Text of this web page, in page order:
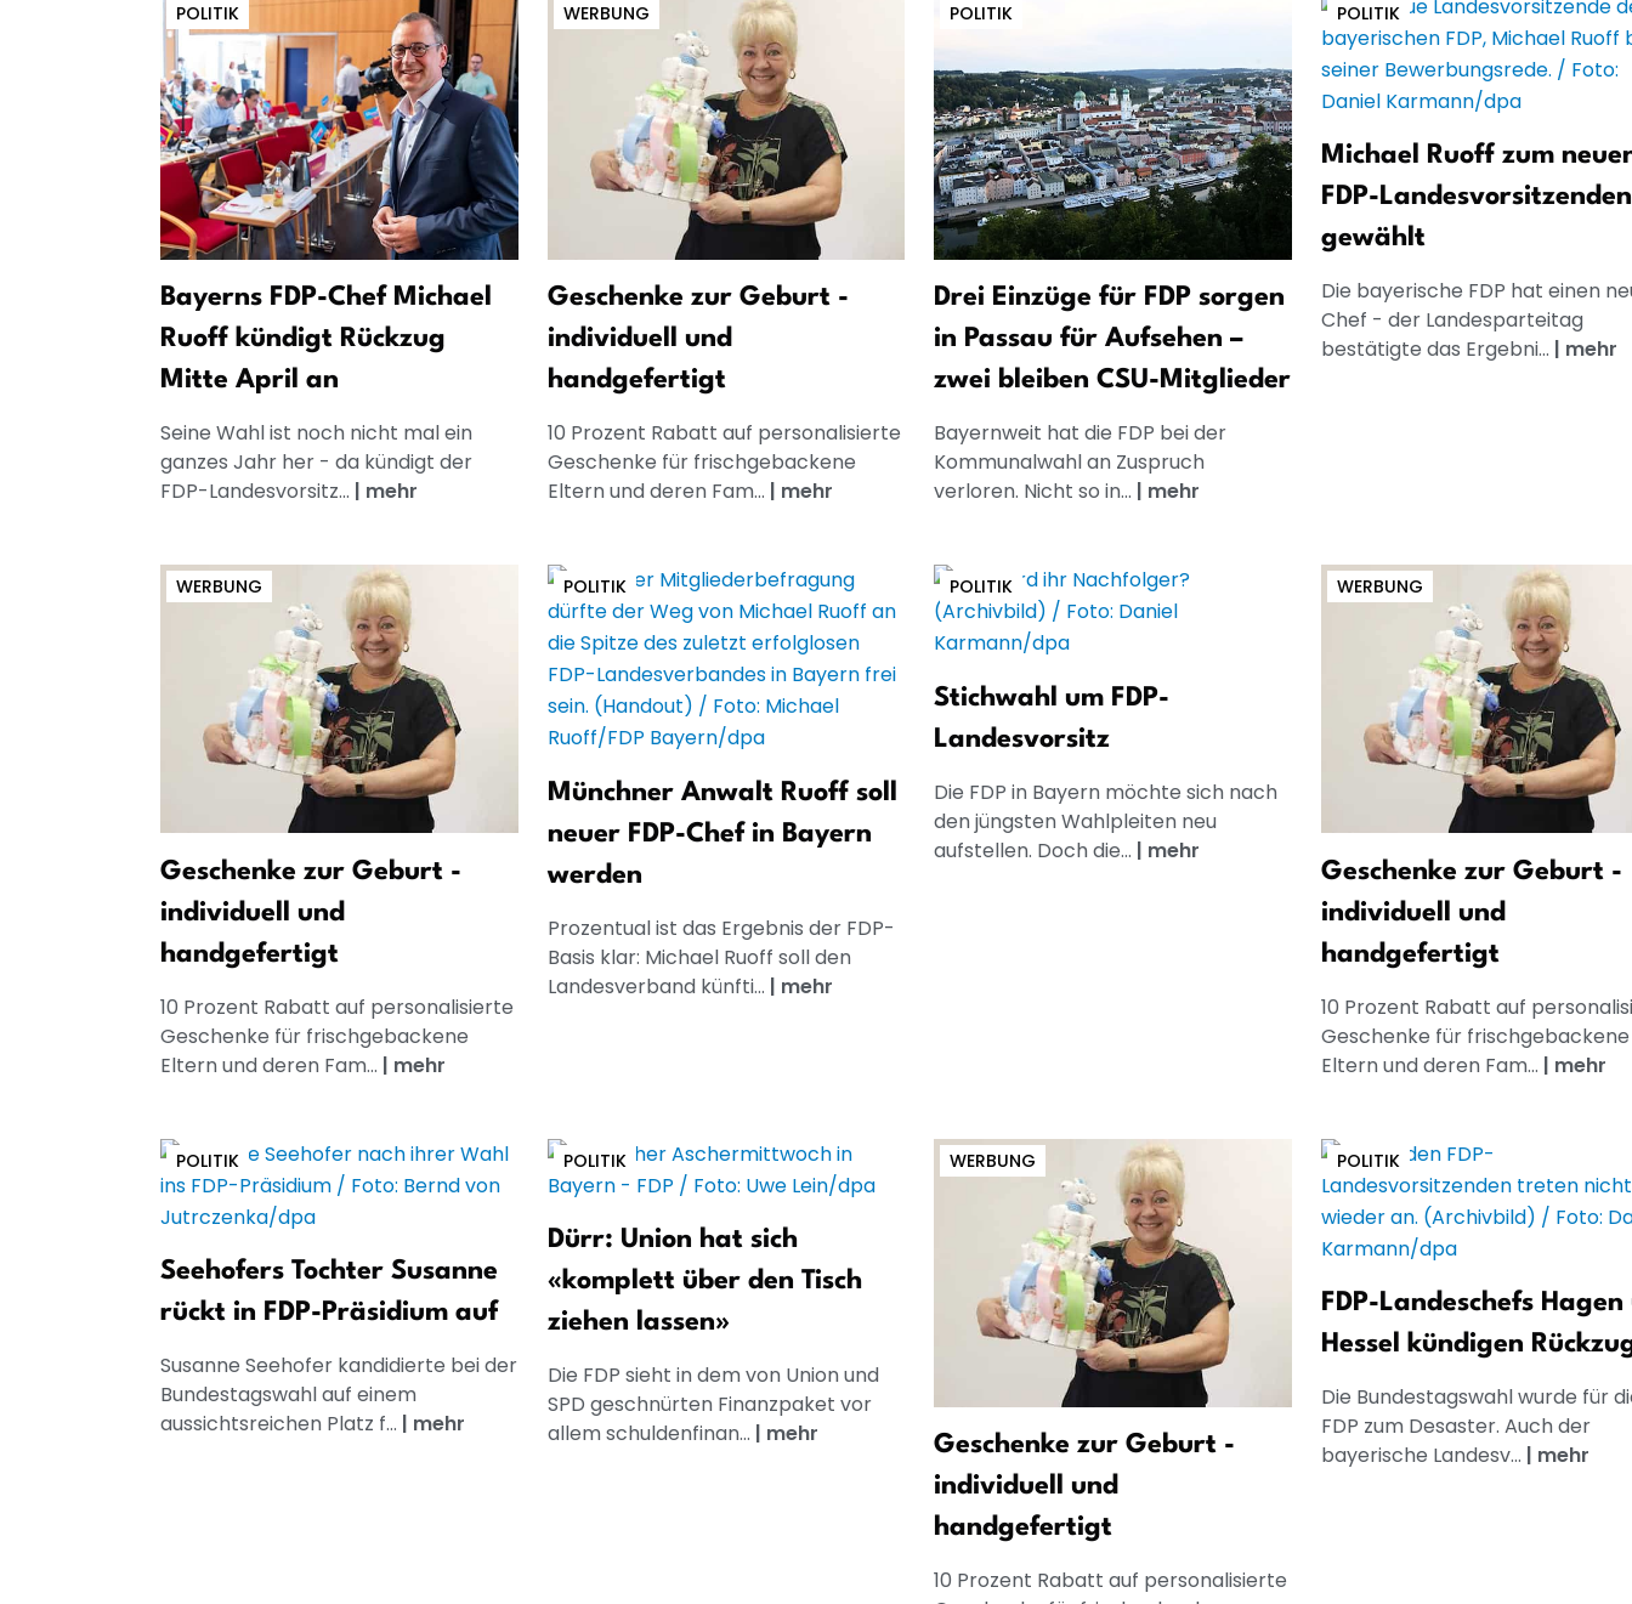
POLITIK
Bayerns FDP-Chef Michael
Ruoff kündigt Rückzug
Mitte April an
Seine Wahl ist noch nicht mal ein
ganzes Jahr her - da kündigt der
FDP-Landesvorsitz... | mehr
WERBUNG
Geschenke zur Geburt -
individuell und
handgefertigt
10 Prozent Rabatt auf personalisierte
Geschenke für frischgebackene
Eltern und deren Fam... | mehr
POLITIK
Drei Einzüge für FDP sorgen
in Passau für Aufsehen –
zwei bleiben CSU-Mitglieder
Bayernweit hat die FDP bei der
Kommunalwahl an Zuspruch
verloren. Nicht so in... | mehr
POLITIK
Michael Ruoff zum
FDP-Landesvorsitzenden
gewählt
Die bayerische FDP hat einen
Chef - der Landesparteitag
bestätigte das Ergebni... | mehr
WERBUNG
Geschenke zur Geburt -
individuell und
handgefertigt
10 Prozent Rabatt auf personalisierte
Geschenke für frischgebackene
Eltern und deren Fam... | mehr
POLITIK
Münchner Anwalt Ruoff soll
neuer FDP-Chef in Bayern
werden
Prozentual ist das Ergebnis der FDP-
Basis klar: Michael Ruoff soll den
Landesverband künfti... | mehr
POLITIK
Stichwahl um FDP-
Landesvorsitz
Die FDP in Bayern möchte sich nach
den jüngsten Wahlpleiten neu
aufstellen. Doch die... | mehr
WERBUNG
Geschenke zur Geburt -
individuell und
handgefertigt
10 Prozent Rabatt auf
Geschenke für frischgebackene
Eltern und deren Fam... | mehr
POLITIK
Seehofers Tochter Susanne
rückt in FDP-Präsidium auf
Susanne Seehofer kandidierte bei der
Bundestagswahl auf einem
aussichtsreichen Platz f... | mehr
POLITIK
Dürr: Union hat sich
«komplett über den Tisch
ziehen lassen»
Die FDP sieht in dem von Union und
SPD geschnürten Finanzpaket vor
allem schuldenfinan... | mehr
WERBUNG
Geschenke zur Geburt -
individuell und
handgefertigt
10 Prozent Rabatt auf personalisierte
POLITIK
FDP-Landeschefs Hagen
Hessel kündigen
Die Bundestagswahl wurde für
FDP zum Desaster. Auch der
bayerische Landesv... | mehr